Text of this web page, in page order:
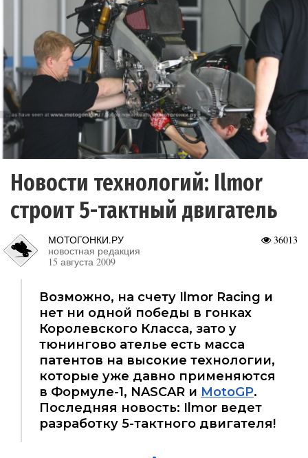
Новости технологий: Ilmor
строит 5-тактный двигатель
36013
МОТОГОНКИ.РУ
новостная редакция
15 августа 2009
Возможно, на счету Ilmor Racing и
нет ни одной победы в гонках
Королевского Класса, зато у
тюнингово ателье есть масса
патентов на высокие технологии,
которые уже давно применяются
в Формуле-1, NASCAR и MotoGP.
Последняя новость: Ilmor ведет
разработку 5-тактного двигателя!